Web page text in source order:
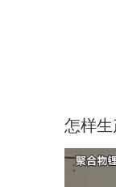
怎样生
视
频